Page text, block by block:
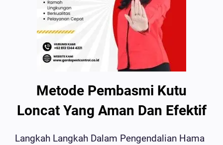
Metode Pembasmi Kutu
Loncat Yang Aman Dan Efektif
Langkah Langkah Dalam Pengendalian Hama